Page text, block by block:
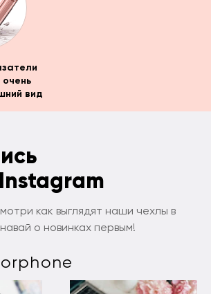
очень
вид
как выглядят наши чехлы в
о новинках первым!